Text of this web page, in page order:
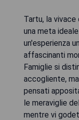
Tartu, la
una meta
un'esperienza
affascinanti
Famiglie si
accogliente,
pensati
le meraviglie
mentre vi